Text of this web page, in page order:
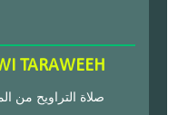
TARAWEEH